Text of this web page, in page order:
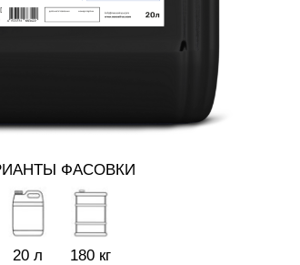
ФАСОВКИ
180 кг
20 л